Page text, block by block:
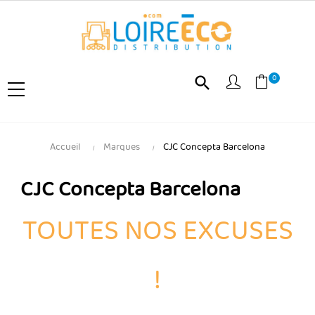
search 0
Accueil Marques CJC Concepta Barcelona
CJC Concepta Barcelona
TOUTES NOS EXCUSES
!